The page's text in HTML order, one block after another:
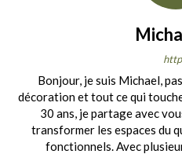
Bonjour, je suis Michael,
décoration et tout ce qui
30 ans, je partage avec
transformer les espaces du
fonctionnels. Avec